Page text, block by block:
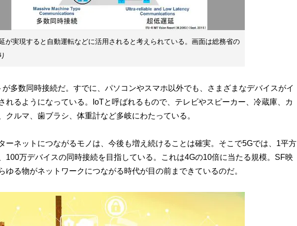
が実現すると自動運転などに活用されると考えられている。画面は総務省の
多数同時接続だ。すでに、パソコンやスマホ以外でも、さまざまなデバイスがイ
れるようになっている。IoTと呼ばれるもので、テレビやスピーカー、冷蔵庫、カ
クルマ、歯ブラシ、体重計など多岐にわたっている。
ネットにつながるモノは、今後も増え続けることは確実。そこで5Gでは、1平方
100万デバイスの同時接続を目指している。これは4Gの10倍に当たる規模。SF映
ゆる物がネットワークにつながる時代が目の前まできているのだ。